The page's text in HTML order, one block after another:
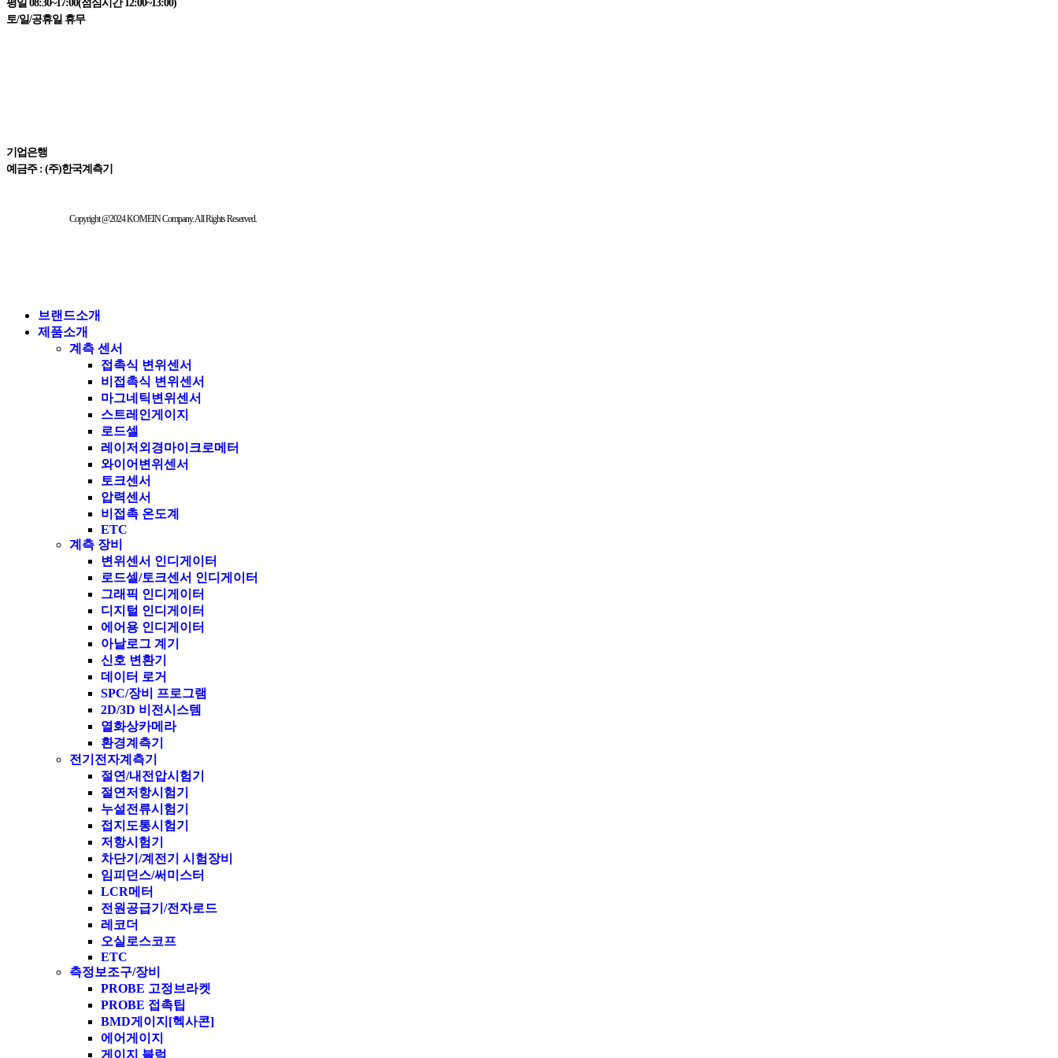
평일 08:30~17:00(점심시간 12:00~13:00)
토/일/공휴일 휴무
기업은행
예금주 : (주)한국계측기
Copyright @2024 KOMEIN Company. All Rights Reserved.
브랜드소개
제품소개
계측 센서
접촉식 변위센서
비접촉식 변위센서
마그네틱변위센서
스트레인게이지
로드셀
레이저외경마이크로메터
와이어변위센서
토크센서
압력센서
비접촉 온도계
ETC
계측 장비
변위센서 인디게이터
로드셀/토크센서 인디게이터
그래픽 인디게이터
디지털 인디게이터
에어용 인디게이터
아날로그 계기
신호 변환기
데이터 로거
SPC/장비 프로그램
2D/3D 비전시스템
열화상카메라
환경계측기
전기전자계측기
절연/내전압시험기
절연저항시험기
누설전류시험기
접지도통시험기
저항시험기
차단기/계전기 시험장비
임피던스/써미스터
LCR메터
전원공급기/전자로드
레코더
오실로스코프
ETC
측정보조구/장비
PROBE 고정브라켓
PROBE 접촉팁
BMD게이지[헥사콘]
에어게이지
게이지 블럭